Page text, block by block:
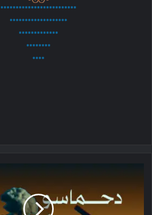
*************************
*******************
*************
********
****